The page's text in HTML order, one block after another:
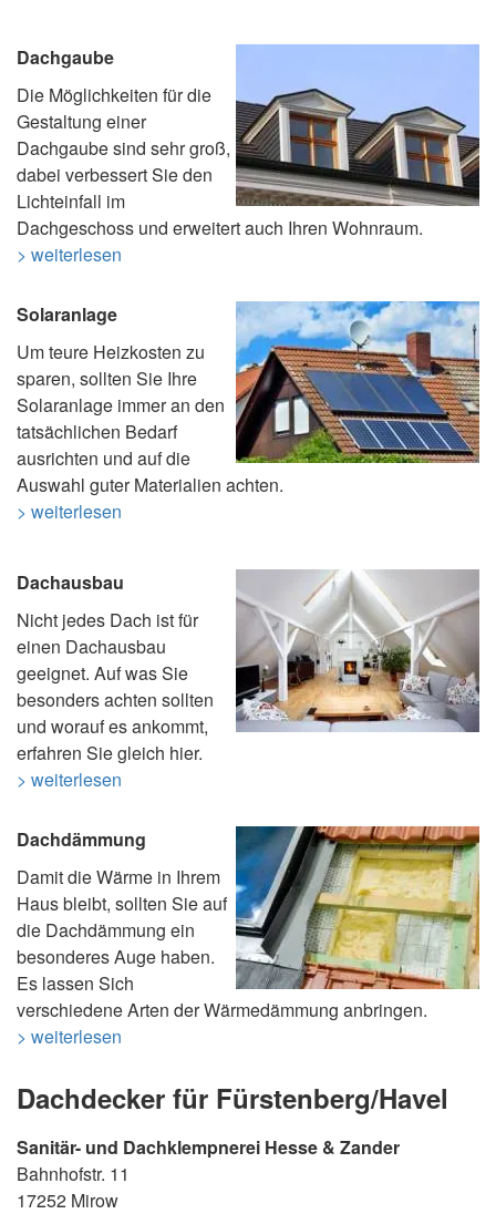
Dachgaube
Die Möglichkeiten für die
Gestaltung einer
Dachgaube sind sehr groß,
dabei verbessert Sie den
Lichteinfall im
Dachgeschoss und erweitert auch Ihren Wohnraum.
> weiterlesen
Solaranlage
Um teure Heizkosten zu
sparen, sollten Sie Ihre
Solaranlage immer an den
tatsächlichen Bedarf
ausrichten und auf die
Auswahl guter Materialien achten.
> weiterlesen
Dachausbau
Nicht jedes Dach ist für
einen Dachausbau
geeignet. Auf was Sie
besonders achten sollten
und worauf es ankommt,
erfahren Sie gleich hier.
> weiterlesen
Dachdämmung
Damit die Wärme in Ihrem
Haus bleibt, sollten Sie auf
die Dachdämmung ein
besonderes Auge haben.
Es lassen Sich
verschiedene Arten der Wärmedämmung anbringen.
> weiterlesen
Dachdecker für Fürstenberg/Havel
Sanitär- und Dachklempnerei Hesse & Zander
Bahnhofstr. 11
17252 Mirow